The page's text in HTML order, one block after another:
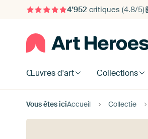
4'952critiques (4.8/5)
Œuvres d'art Collections
Vous êtes iciAccueil Collectie